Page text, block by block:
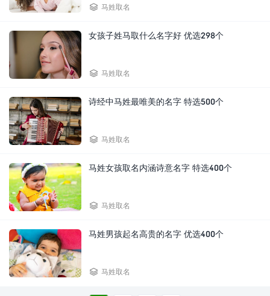
 马姓取名
女孩子姓马取什么名字好 优选298个
 马姓取名
诗经中马姓最唯美的名字 特选500个
 马姓取名
马姓女孩取名内涵诗意名字 特选400个
 马姓取名
马姓男孩起名高贵的名字 优选400个
 马姓取名